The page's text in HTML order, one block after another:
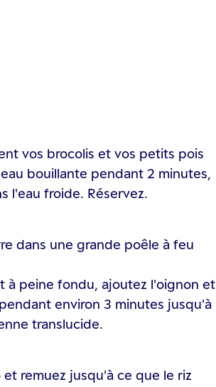
vos brocolis et vos petits pois
bouillante pendant 2 minutes,
l'eau froide. Réservez.
dans une grande poêle à feu
à peine fondu, ajoutez l'oignon et
environ 3 minutes jusqu'à
translucide.
remuez jusqu'à ce que le riz